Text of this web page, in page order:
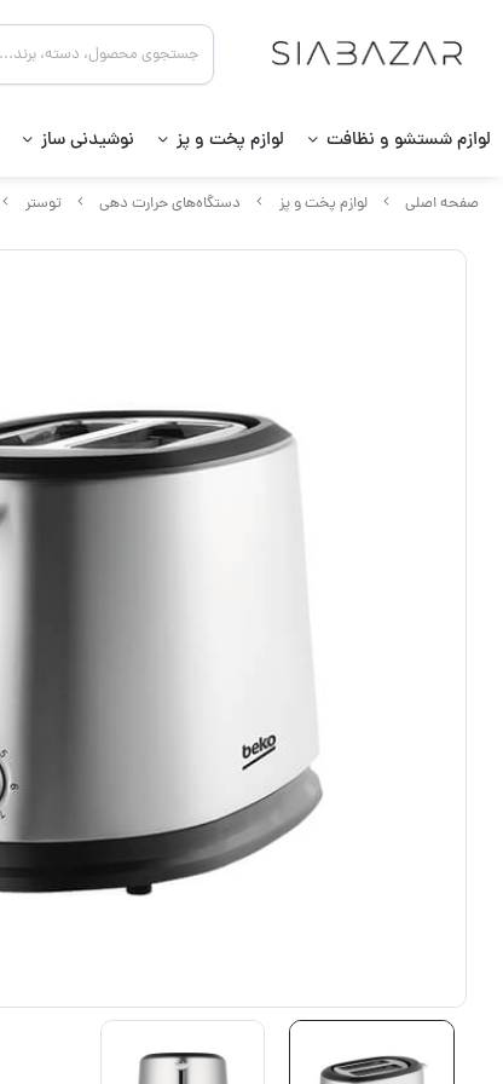
لوازم شستشو و نظافت لوازم پخت و پز نوشیدنی ساز
صفحه اصلی لوازم پخت و پز دستگاه‌های حرارت دهی توستر